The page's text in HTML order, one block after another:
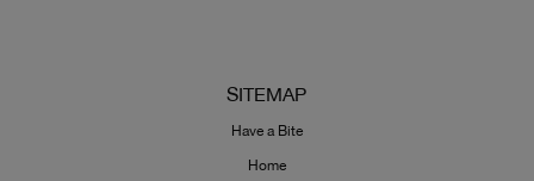
SITEMAP
Have a Bite
Home